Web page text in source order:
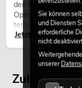
den Einsatz im
Open-Air-
temporären
Jetzt lesen
Zuletzt
Sie können
und Diensten
erforderliche
nicht
unserer